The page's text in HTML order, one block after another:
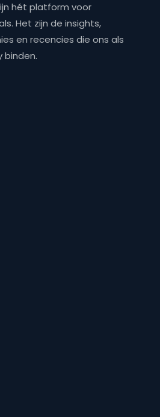
hét platform voor
Het zijn de insights,
en recencies die ons als
binden.